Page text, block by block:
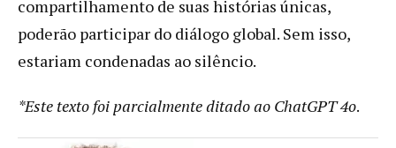
compartilhamento de suas histórias únicas,
poderão participar do diálogo global. Sem isso,
estariam condenadas ao silêncio.
*Este texto foi parcialmente ditado ao ChatGPT 4o.